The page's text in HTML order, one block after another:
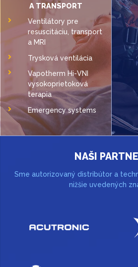
A TRANSPORT
Ventilátory pre
resuscitáciu, transport
a MRI
Trysková ventilácia
Vapotherm Hi-VNI
vysokoprietoková
terapia
Emergency systems
NAŠI
Sme autorizovaný distribútor a
nižšie uvedených